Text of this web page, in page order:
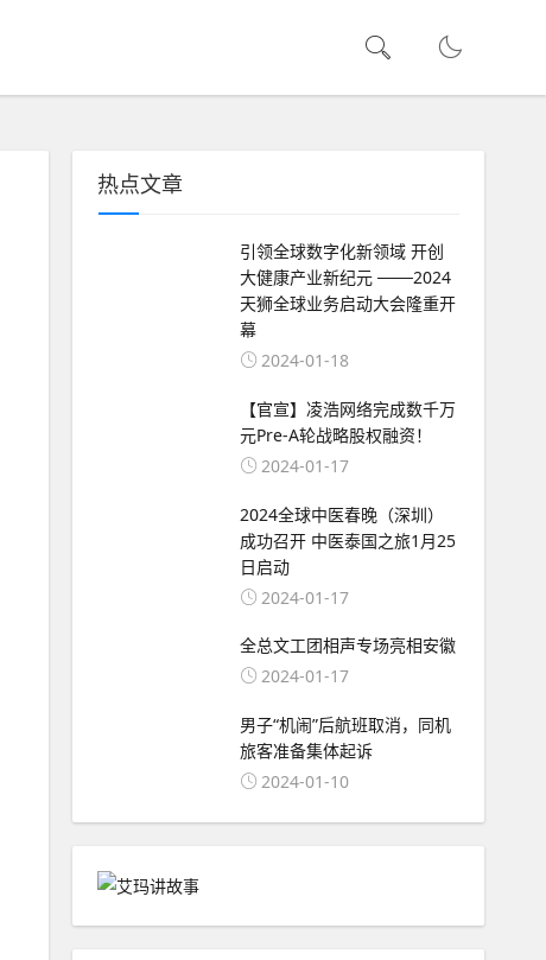
热点文章
引领全球数字化新领域 开创
大健康产业新纪元 ───2024
天狮全球业务启动大会隆重开
幕
2024-01-18
【官宣】凌浩网络完成数千万
元Pre-A轮战略股权融资！
2024-01-17
2024全球中医春晚（深圳）
成功召开 中医泰国之旅1月25
日启动
2024-01-17
全总文工团相声专场亮相安徽
2024-01-17
男子“机闹”后航班取消，同机
旅客准备集体起诉
2024-01-10